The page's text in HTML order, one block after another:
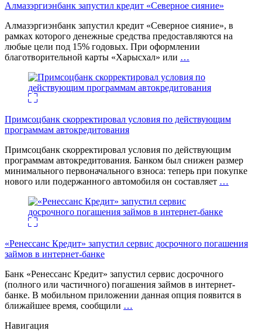
Алмазэргиэнбанк запустил кредит «Северное сияние»
Алмазэргиэнбанк запустил кредит «Северное сияние», в
рамках которого денежные средства предоставляются на
любые цели под 15% годовых. При оформлении
благотворительной карты «Харысхал» или …
Примсоцбанк скорректировал условия по действующим
программам автокредитования
Примсоцбанк скорректировал условия по действующим
программам автокредитования. Банком был снижен размер
минимального первоначального взноса: теперь при покупке
нового или подержанного автомобиля он составляет …
«Ренессанс Кредит» запустил сервис досрочного погашения
займов в интернет-банке
Банк «Ренессанс Кредит» запустил сервис досрочного
(полного или частичного) погашения займов в интернет-
банке. В мобильном приложении данная опция появится в
ближайшее время, сообщили …
Навигация